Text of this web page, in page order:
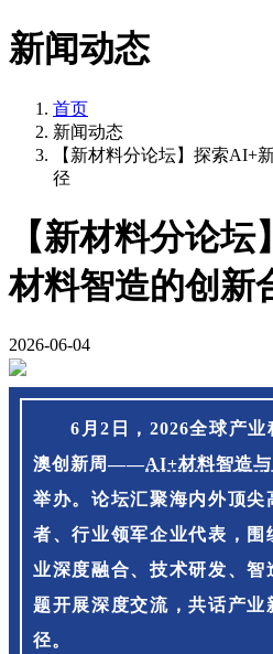
新闻动态
首页
新闻动态
【新材料分论坛】探索AI+
径
【新材料分论
材料智造的创新
2026-06-04
6月2日，2026全球产
澳创新周——AI+材料智造
举办。论坛汇聚海内外顶尖
者、行业领军企业代表，围
业深度融合、技术研发、智
题开展深度交流，共话产业
径。